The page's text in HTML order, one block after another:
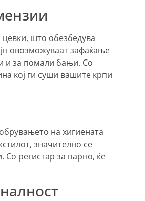
што обезбедува
овозможуваат зафаќање
и за помали бањи. Со
кој ги суши вашите крпи
на хигиената
значително се
Со регистар за парно, ќе